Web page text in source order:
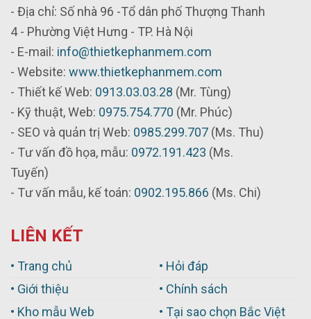
- Địa chỉ: Số nhà 96 -Tổ dân phố Thượng Thanh
4 - Phường Việt Hưng - TP. Hà Nội
- E-mail: info@thietkephanmem.com
- Website: www.thietkephanmem.com
- Thiết kế Web: 0913.03.03.28 (Mr. Tùng)
- Kỹ thuật, Web: 0975.754.770 (Mr. Phúc)
- SEO và quản trị Web: 0985.299.707 (Ms. Thu)
- Tư vấn đồ họa, mẫu: 0972.191.423 (Ms.
Tuyến)
- Tư vấn mẫu, kế toán: 0902.195.866 (Ms. Chi)
LIÊN KẾT
• Trang chủ
• Giới thiệu
• Kho mẫu Web
• Hỏi đáp
• Chính sách
• Tại sao chọn Bắc Việt